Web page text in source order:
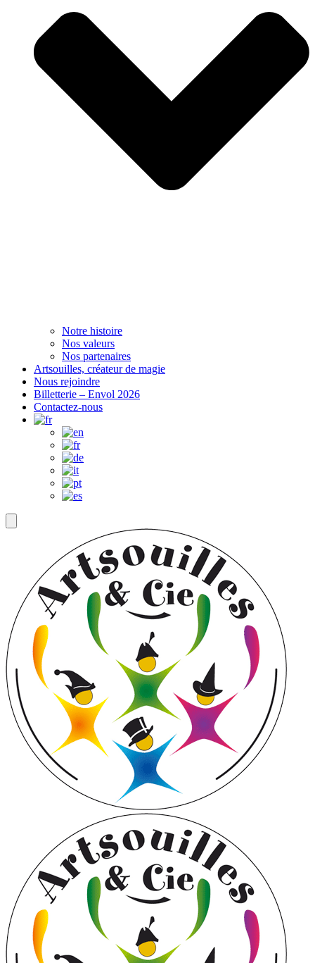
Notre histoire
Nos valeurs
Nos partenaires
Artsouilles, créateur de magie
Nous rejoindre
Billetterie – Envol 2026
Contactez-nous